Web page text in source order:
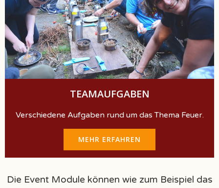
TEAMAUFGABEN
Verschiedene Aufgaben rund um das Thema Feuer.
MEHR ERFAHREN
Die Event Module können wie zum Beispiel das